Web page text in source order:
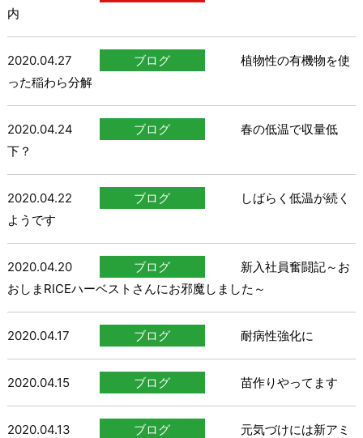
内
2020.04.27 ブログ
植物性の有機物を使
った稲わら分解
2020.04.24 ブログ
春の低温で収量低
下？
2020.04.22 ブログ
しばらく低温が続く
ようです
2020.04.20 ブログ
新入社員奮闘記～お
おしまRICEハーベストさんにお邪魔しました～
2020.04.17 ブログ 耐病性強化に
2020.04.15 ブログ 苗作りやってます
2020.04.13 ブログ
元気づけには新アミ